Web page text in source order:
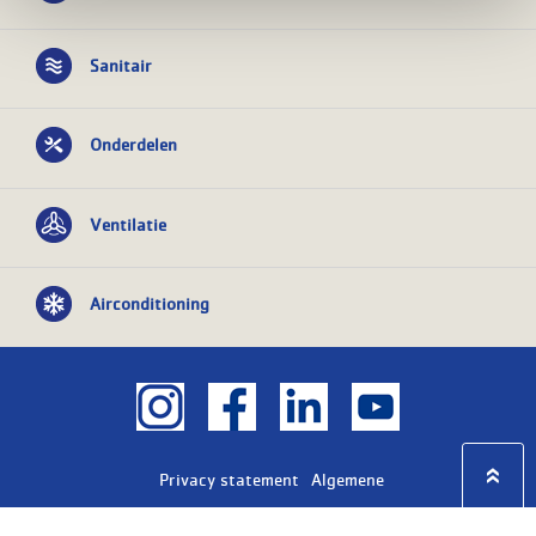
Sanitair
Onderdelen
Ventilatie
Airconditioning
Privacy statement
Algemene
voorwaarden KvK nr: 08055426 BTW nr: